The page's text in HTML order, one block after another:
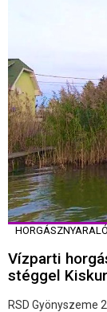
HORGÁSZNYARALÓ
Vízparti
stéggel
RSD Gyönyszeme